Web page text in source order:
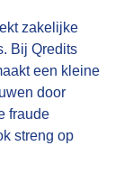
zakelijke
Bij Qredits
een kleine
door
fraude
streng op